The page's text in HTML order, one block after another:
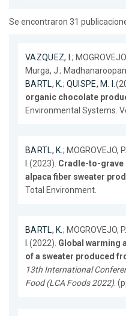
Se encontraron 31
VAZQUEZ, I.;
Murga, J.;
BARTL, K.; QUISPE, M. I.
organic chocolate
Environmental Systems.
BARTL, K.; MOGROVEJO,
I.(2023). Cradle-to-grave
alpaca fiber sweater
Total Environment.
BARTL, K.; MOGROVEJO,
I.(2022). Global warming
of a sweater produced
13th International
Food (LCA Foods 2022).